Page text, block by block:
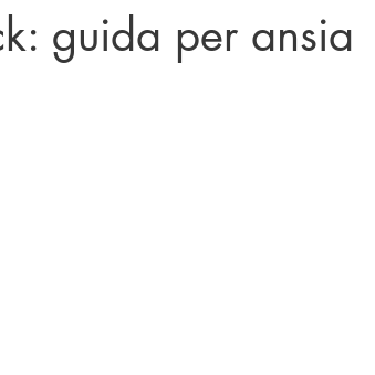
guida per ansia